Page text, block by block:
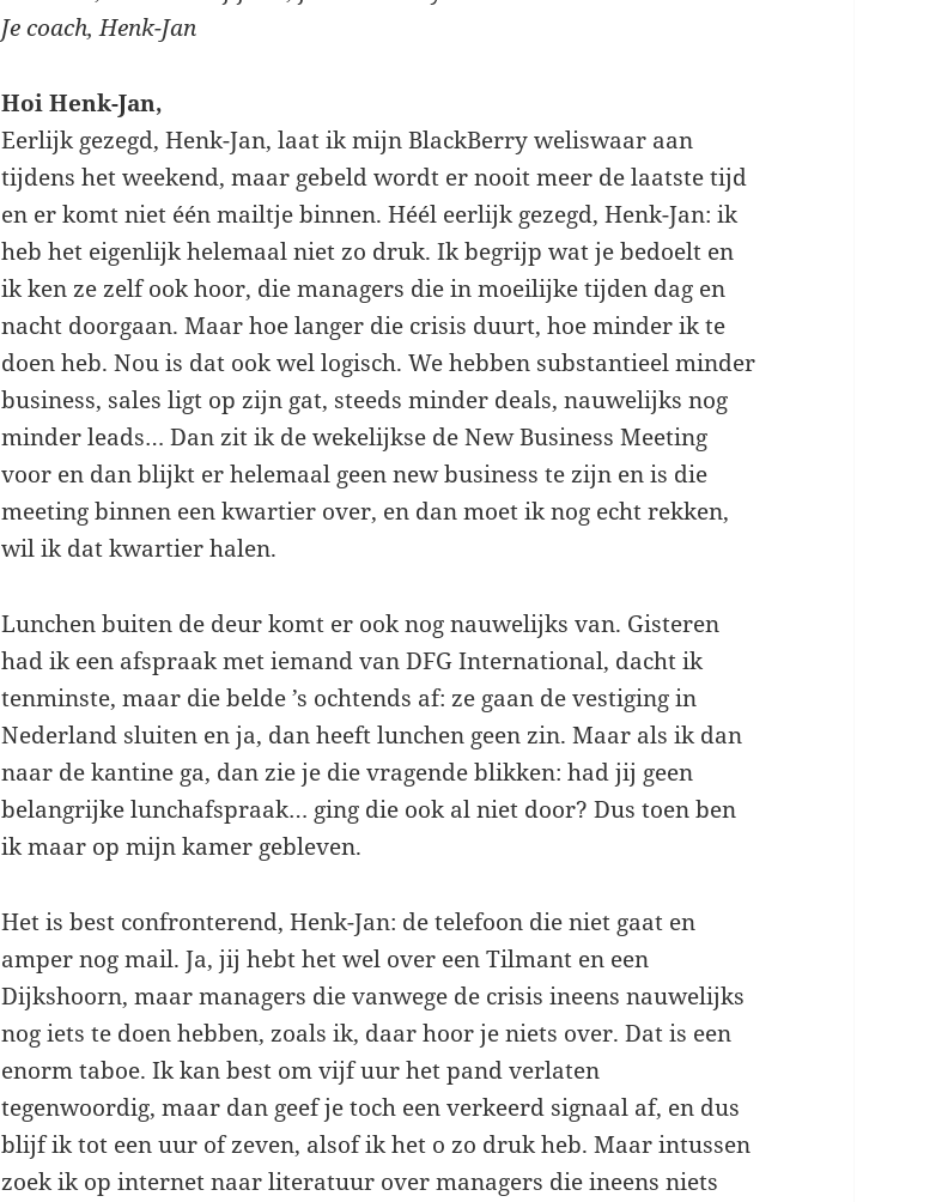
Je coach, Henk-Jan
Hoi Henk-Jan,
Eerlijk gezegd, Henk-Jan, laat ik mijn BlackBerry weliswaar aan
tijdens het weekend, maar gebeld wordt er nooit meer de laatste tijd
en er komt niet één mailtje binnen. Héél eerlijk gezegd, Henk-Jan: ik
heb het eigenlijk helemaal niet zo druk. Ik begrijp wat je bedoelt en
ik ken ze zelf ook hoor, die managers die in moeilijke tijden dag en
nacht doorgaan. Maar hoe langer die crisis duurt, hoe minder ik te
doen heb. Nou is dat ook wel logisch. We hebben substantieel minder
business, sales ligt op zijn gat, steeds minder deals, nauwelijks nog
minder leads… Dan zit ik de wekelijkse de New Business Meeting
voor en dan blijkt er helemaal geen new business te zijn en is die
meeting binnen een kwartier over, en dan moet ik nog echt rekken,
wil ik dat kwartier halen.
Lunchen buiten de deur komt er ook nog nauwelijks van. Gisteren
had ik een afspraak met iemand van DFG International, dacht ik
tenminste, maar die belde ’s ochtends af: ze gaan de vestiging in
Nederland sluiten en ja, dan heeft lunchen geen zin. Maar als ik dan
naar de kantine ga, dan zie je die vragende blikken: had jij geen
belangrijke lunchafspraak… ging die ook al niet door? Dus toen ben
ik maar op mijn kamer gebleven.
Het is best confronterend, Henk-Jan: de telefoon die niet gaat en
amper nog mail. Ja, jij hebt het wel over een Tilmant en een
Dijkshoorn, maar managers die vanwege de crisis ineens nauwelijks
nog iets te doen hebben, zoals ik, daar hoor je niets over. Dat is een
enorm taboe. Ik kan best om vijf uur het pand verlaten
tegenwoordig, maar dan geef je toch een verkeerd signaal af, en dus
blijf ik tot een uur of zeven, alsof ik het o zo druk heb. Maar intussen
zoek ik op internet naar literatuur over managers die ineens niets